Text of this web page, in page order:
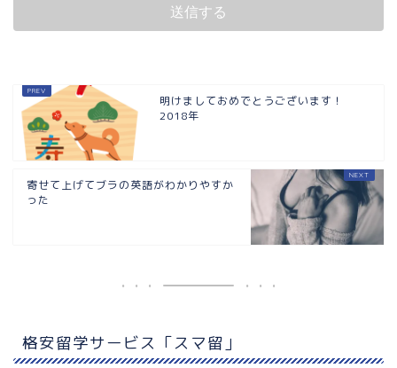
明けましておめでとうございます！
2018年
寄せて上げてブラの英語がわかりやすか
った
格安留学サービス「スマ留」